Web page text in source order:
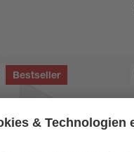
Bestseller